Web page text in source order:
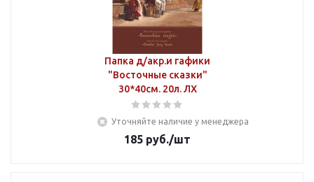
Папка д/акр.и гафики
"Восточные сказки"
30*40см. 20л. ЛХ
Уточняйте наличие у менеджера
185 руб./шт